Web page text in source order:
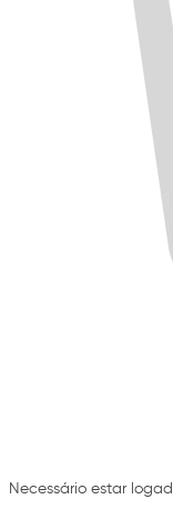
Necessário estar